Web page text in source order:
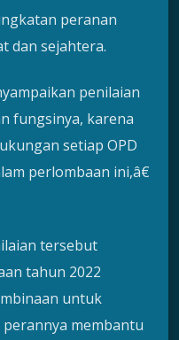
peranan
dan sejahtera.
penilaian
fungsinya, karena
setiap OPD
perlombaan ini,â€
tersebut
tahun 2022
untuk
perannya membantu